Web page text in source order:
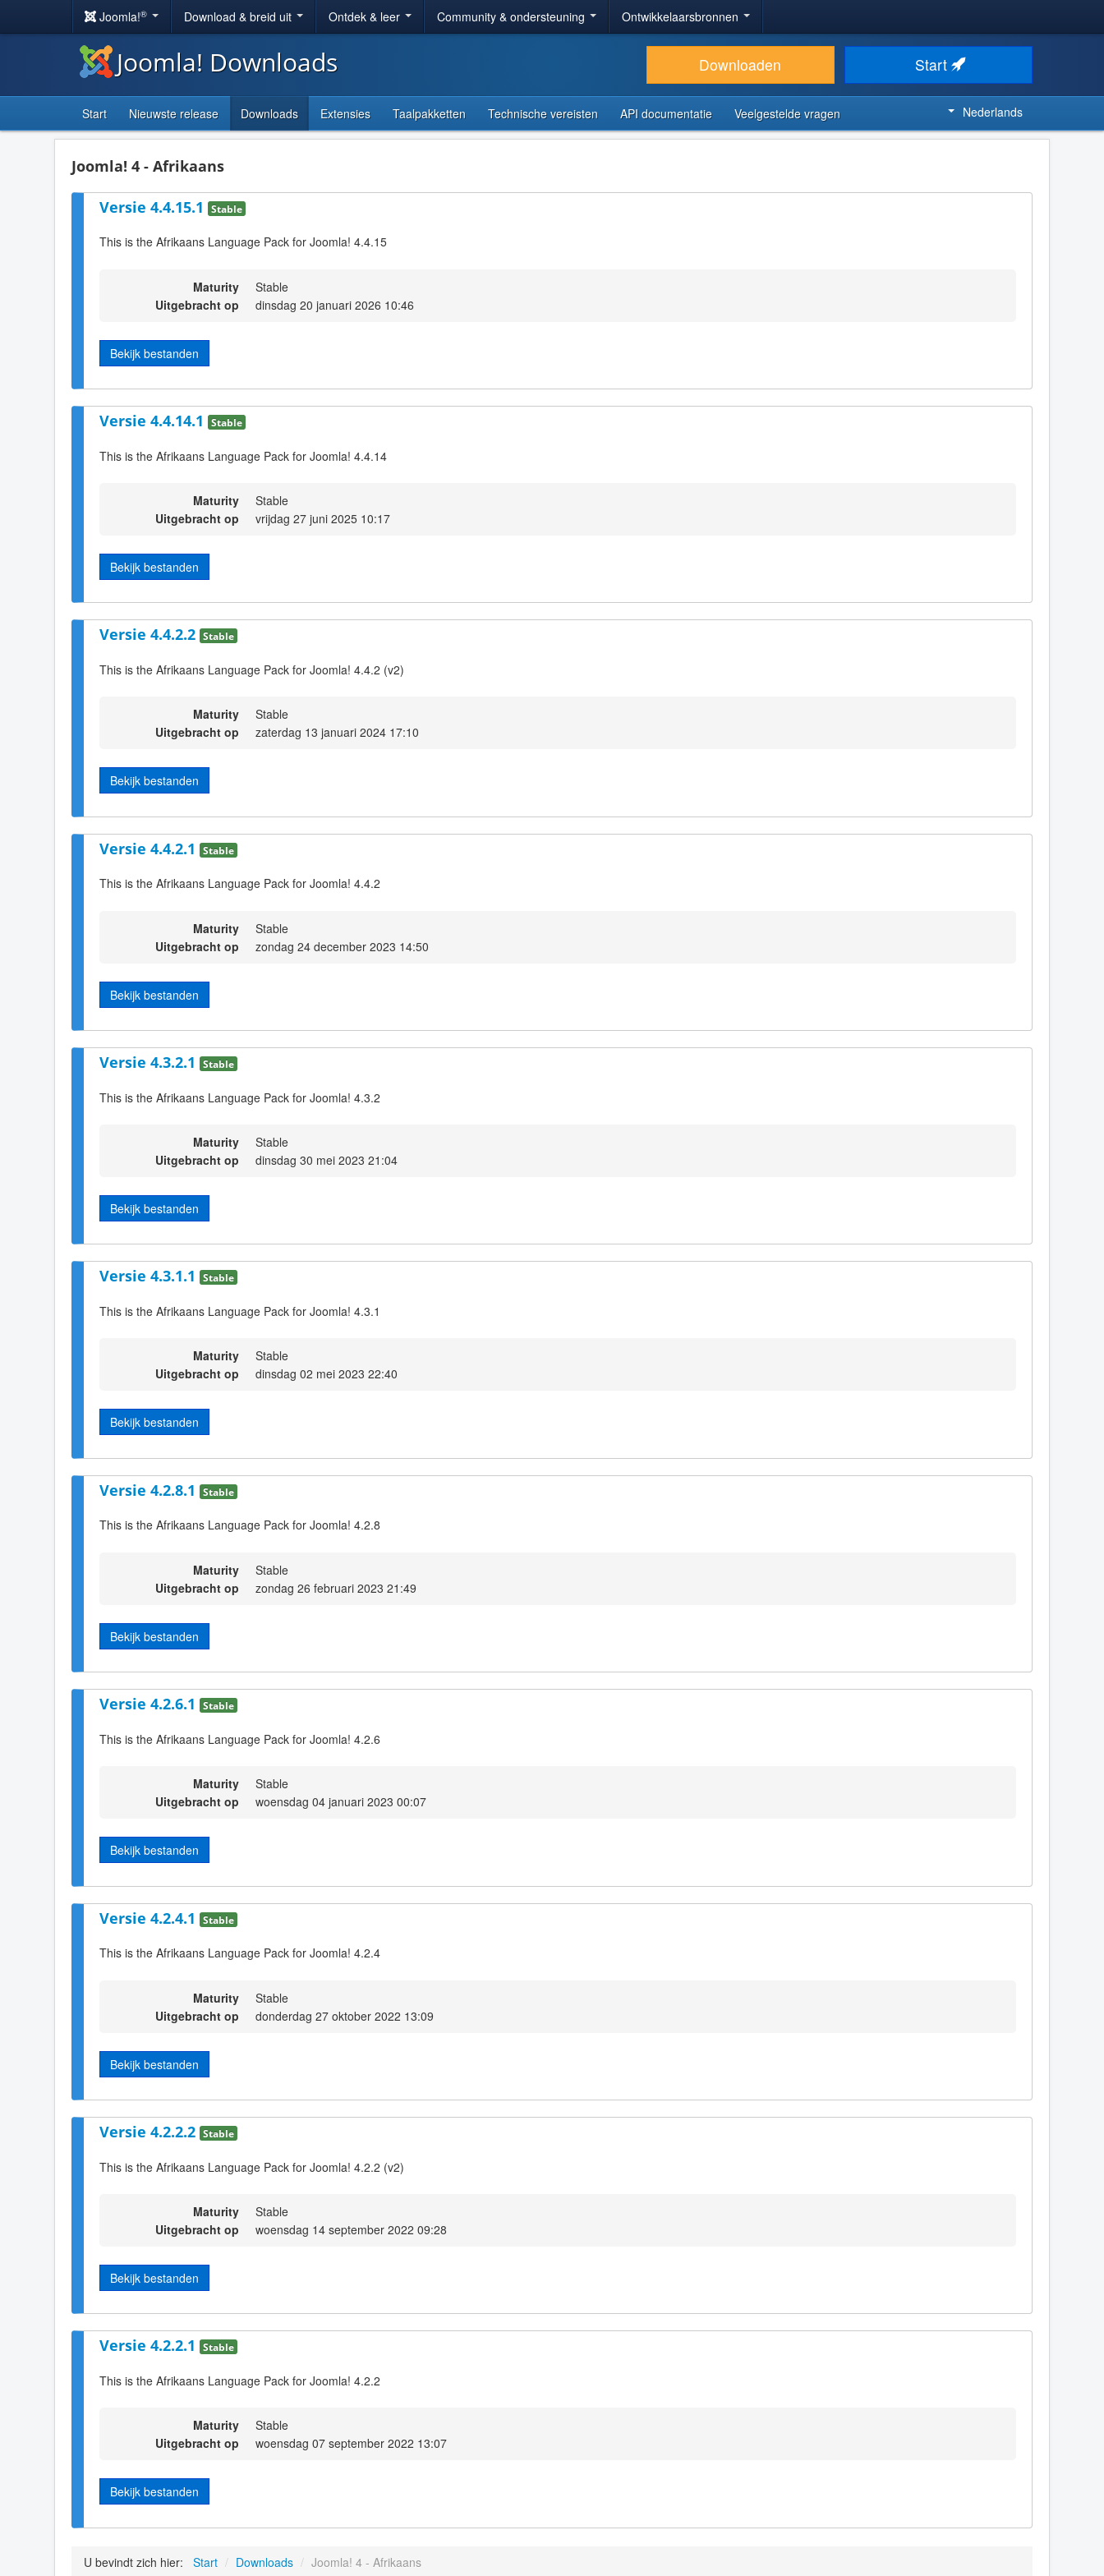
Joomla!® Download & breid uit Ontdek & leer Community & ondersteuning Ontwikkelaarsbronnen
Joomla! Downloads Downloaden Start
Start Nieuwste release Downloads Extensies Taalpakketten Technische vereisten API documentatie Veelgestelde vragen Nederlands
Joomla! 4 - Afrikaans
Versie 4.4.15.1 Stable
This is the Afrikaans Language Pack for Joomla! 4.4.15
Maturity
Stable
Uitgebracht op
dinsdag 20 januari 2026 10:46
Bekijk bestanden
Versie 4.4.14.1 Stable
This is the Afrikaans Language Pack for Joomla! 4.4.14
Maturity
Stable
Uitgebracht op
vrijdag 27 juni 2025 10:17
Bekijk bestanden
Versie 4.4.2.2 Stable
This is the Afrikaans Language Pack for Joomla! 4.4.2 (v2)
Maturity
Stable
Uitgebracht op
zaterdag 13 januari 2024 17:10
Bekijk bestanden
Versie 4.4.2.1 Stable
This is the Afrikaans Language Pack for Joomla! 4.4.2
Maturity
Stable
Uitgebracht op
zondag 24 december 2023 14:50
Bekijk bestanden
Versie 4.3.2.1 Stable
This is the Afrikaans Language Pack for Joomla! 4.3.2
Maturity
Stable
Uitgebracht op
dinsdag 30 mei 2023 21:04
Bekijk bestanden
Versie 4.3.1.1 Stable
This is the Afrikaans Language Pack for Joomla! 4.3.1
Maturity
Stable
Uitgebracht op
dinsdag 02 mei 2023 22:40
Bekijk bestanden
Versie 4.2.8.1 Stable
This is the Afrikaans Language Pack for Joomla! 4.2.8
Maturity
Stable
Uitgebracht op
zondag 26 februari 2023 21:49
Bekijk bestanden
Versie 4.2.6.1 Stable
This is the Afrikaans Language Pack for Joomla! 4.2.6
Maturity
Stable
Uitgebracht op
woensdag 04 januari 2023 00:07
Bekijk bestanden
Versie 4.2.4.1 Stable
This is the Afrikaans Language Pack for Joomla! 4.2.4
Maturity
Stable
Uitgebracht op
donderdag 27 oktober 2022 13:09
Bekijk bestanden
Versie 4.2.2.2 Stable
This is the Afrikaans Language Pack for Joomla! 4.2.2 (v2)
Maturity
Stable
Uitgebracht op
woensdag 14 september 2022 09:28
Bekijk bestanden
Versie 4.2.2.1 Stable
This is the Afrikaans Language Pack for Joomla! 4.2.2
Maturity
Stable
Uitgebracht op
woensdag 07 september 2022 13:07
Bekijk bestanden
U bevindt zich hier: Start / Downloads / Joomla! 4 - Afrikaans